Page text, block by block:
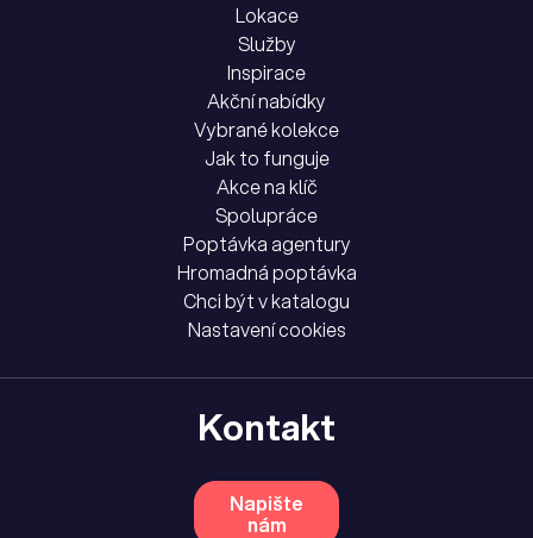
Lokace
Služby
Inspirace
Akční nabídky
Vybrané kolekce
Jak to funguje
Akce na klíč
Spolupráce
Poptávka agentury
Hromadná poptávka
Chci být v katalogu
Nastavení cookies
Kontakt
Napište
nám